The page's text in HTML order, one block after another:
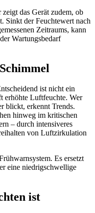
das Gerät zudem, ob
Sinkt der Feuchtewert nach
Zeitraums, kann
Wartungsbedarf
ist nicht ein
erhöhte Luftfeuchte. Wer
blickt, erkennt Trends.
hinweg im kritischen
– durch intensiveres
von Luftzirkulation
Es ersetzt
eine niedrigschwellige
ist